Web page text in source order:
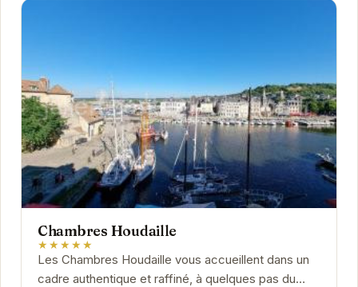
Chambres Houdaille
★★★★★
Les Chambres Houdaille vous accueillent dans un
cadre authentique et raffiné, à quelques pas du